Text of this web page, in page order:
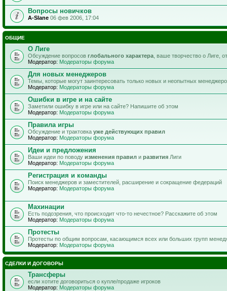
Вопросы новичков
A-Slane 06 фев 2006, 17:04
ОБЩИЕ
О Лиге
Обсуждение вопросов глобального характера , ваше творчество о Лиге,
Модератор: Модераторы форума
Для новых менеджеров
Темы, которые могут заинтересовать только новых и неопытных
Модератор: Модераторы форума
Ошибки в игре и на сайте
Заметили ошибку в игре или на сайте? Напишите об этом
Модератор: Модераторы форума
Правила игры
Обсуждение и трактовка уже действующих правил
Модератор: Модераторы форума
Идеи и предложения
Ваши идеи по поводу изменения правил и развития Лиги
Модератор: Модераторы форума
Регистрация и команды
Поиск менеджеров и заместителей, расширение и сокращение федераций
Модератор: Модераторы форума
Махинации
Есть подозрения, что происходит что-то нечестное? Расскажите об этом
Модератор: Модераторы форума
Протесты
Протесты по общим вопросам, касающимся всех или больших групп
Модератор: Модераторы форума
СДЕЛКИ И ДОГОВОРЫ
Трансферы
если хотите договориться о купле/продаже игроков
Модератор: Модераторы форума